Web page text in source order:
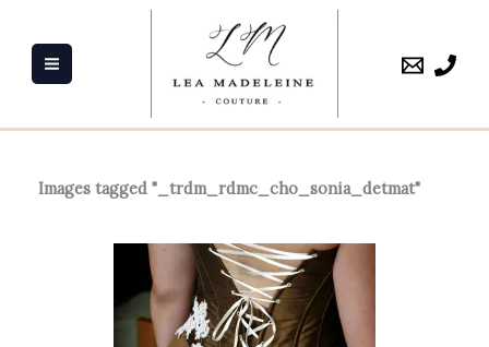
contenu
Images tagged "_trdm_rdmc_cho_sonia_detmat"